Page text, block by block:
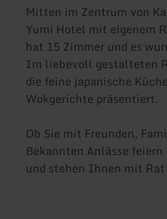
Mitten im Zentrum von
Yumi Hotel mit eigenem
hat 15 Zimmer und es
Im liebevoll gestalteten
die feine japanische
Wokgerichte präsentiert.
Ob Sie mit Freunden,
Bekannten Anlässe
und stehen Ihnen mit Rat